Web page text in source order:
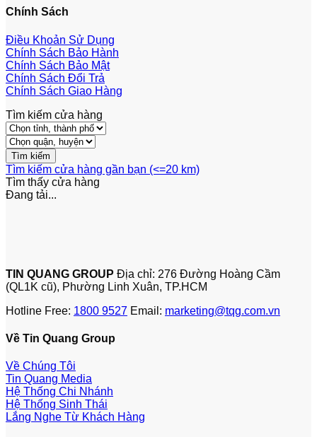
Chính Sách
Điều Khoản Sử Dụng
Chính Sách Bảo Hành
Chính Sách Bảo Mật
Chính Sách Đổi Trả
Chính Sách Giao Hàng
Tìm kiếm cửa hàng
Tìm kiếm cửa hàng gần bạn (<=20 km)
Tìm thấy cửa hàng
Đang tải...
TIN QUANG GROUP Địa chỉ: 276 Đường Hoàng Cầm
(QL1K cũ), Phường Linh Xuân, TP.HCM
Hotline Free: 1800 9527 Email: marketing@tqg.com.vn
Về Tin Quang Group
Về Chúng Tôi
Tin Quang Media
Hệ Thống Chi Nhánh
Hệ Thống Sinh Thái
Lắng Nghe Từ Khách Hàng